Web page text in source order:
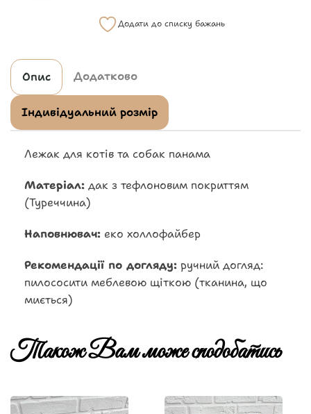
Додати до списку бажань
Опис Додатково
Індивідуальний розмір
Лежак для котів та собак панама
Матеріал: дак з тефлоновим покриттям
(Туреччина)
Наповнювач: еко холлофайбер
Рекомендації по догляду: ручний догляд:
пилососити меблевою щіткою (тканина, що
миється)
Також Вам може сподобатись